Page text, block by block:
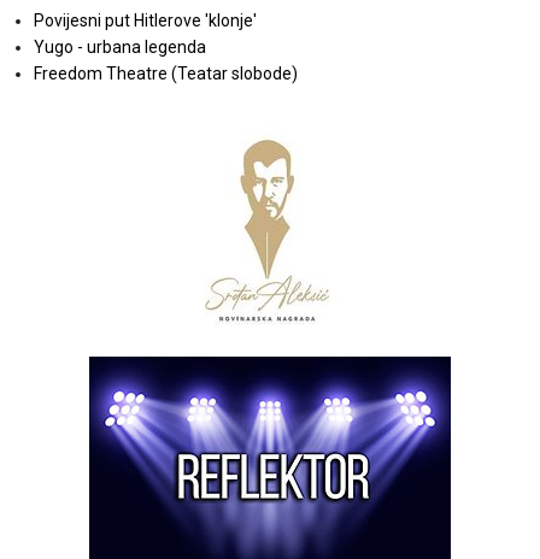
Povijesni put Hitlerove 'klonje'
Yugo - urbana legenda
Freedom Theatre (Teatar slobode)